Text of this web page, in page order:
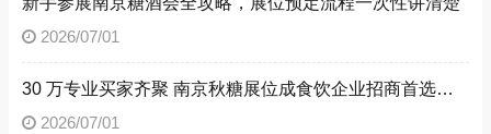
2026/07/01
30 万专业买家齐聚 南京秋糖展位成食饮企业招商首选阵地
2026/07/01